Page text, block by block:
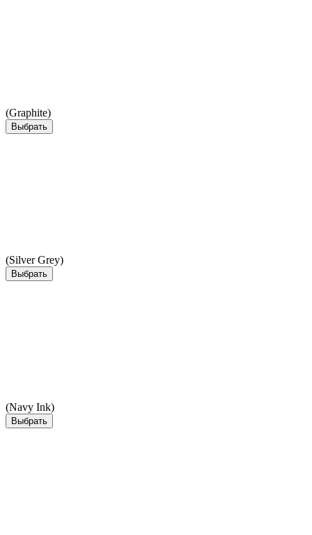
(Graphite)
Выбрать
(Silver Grey)
Выбрать
(Navy Ink)
Выбрать